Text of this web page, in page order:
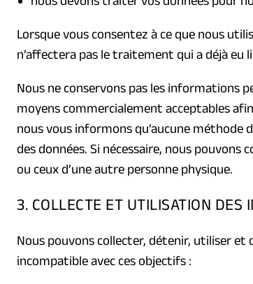
Lorsque vous consentez à ce que nous
n’affectera pas le traitement qui a déjà eu
Nous ne conservons pas les informations
moyens commercialement acceptables
nous vous informons qu’aucune méthode
des données. Si nécessaire, nous
ou ceux d’une autre personne physique.
3. COLLECTE ET UTILISATION DES
Nous pouvons collecter, détenir, utiliser
incompatible avec ces objectifs :